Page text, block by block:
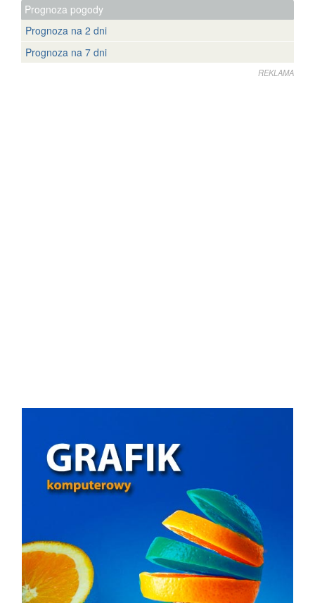
Prognoza pogody
Prognoza na 2 dni
Prognoza na 7 dni
REKLAMA